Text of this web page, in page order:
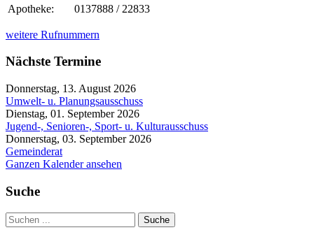
Apotheke:
0137888 / 22833
weitere Rufnummern
Nächste Termine
Donnerstag, 13. August 2026
Umwelt- u. Planungsausschuss
Dienstag, 01. September 2026
Jugend-, Senioren-, Sport- u. Kulturausschuss
Donnerstag, 03. September 2026
Gemeinderat
Ganzen Kalender ansehen
Suche
Suche